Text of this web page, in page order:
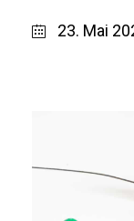
23. Mai